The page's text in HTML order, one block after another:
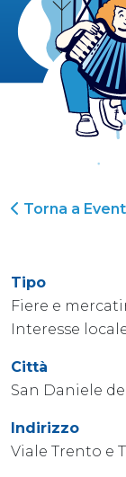
Torna a
Tipo
Fiere e
Interesse
Città
San Daniele
Indirizzo
Viale Trento e